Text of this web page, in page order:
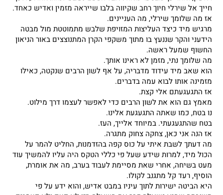
חייך אל שירלי חיוך רחב שקיווה בלבו שייראה מזמין ואדיש כאחד.
אז מה שלומך שירלי, מה העניינים.
מרגיש מיד כיצד העליצות המזויפת שלבש מתמוטטת מול מבטה
הידעני והקר שננעץ בו מתוך משקפי הקרן המתנוצצים באור הניאון
החשוף שמעל ראשה.
מה שלומך נתי, מזמן לא ראינו אותך.
הוא שאב מיד עידוד מדבריה, על אף לשון הרבים שנקטה, כאילו
מזמינה אותו לבוא עמה בדברים.
אז התגעגעתם אלי קצת.
מאמץ גם הוא את לשון הרבים כדי לאפשר לעצמו דרך מילוט.
נו בטח, כמו שאתה התגעגעת אלינו.
בטח שהתגעגעתי. במיוחד אלייך, העז.
אז הנה אני כאן, צחקה צחוק מתגרה.
מה דעתך לשבת איתי על כוס קפה בהזדמנות, החליט להמר על
הכול מיד, למרות שידע שעל פי כללי הטקס היה עליו להמשיך עוד
מעט בשיחה, אחרי שאת מסיימת לעבוד בערב, מה את אומרת,
הוסיף, רעד קל מתגנב לקולו.
היא הביטה ישירות לתוך עיניו במבט אדיש, והוא ידע על פי